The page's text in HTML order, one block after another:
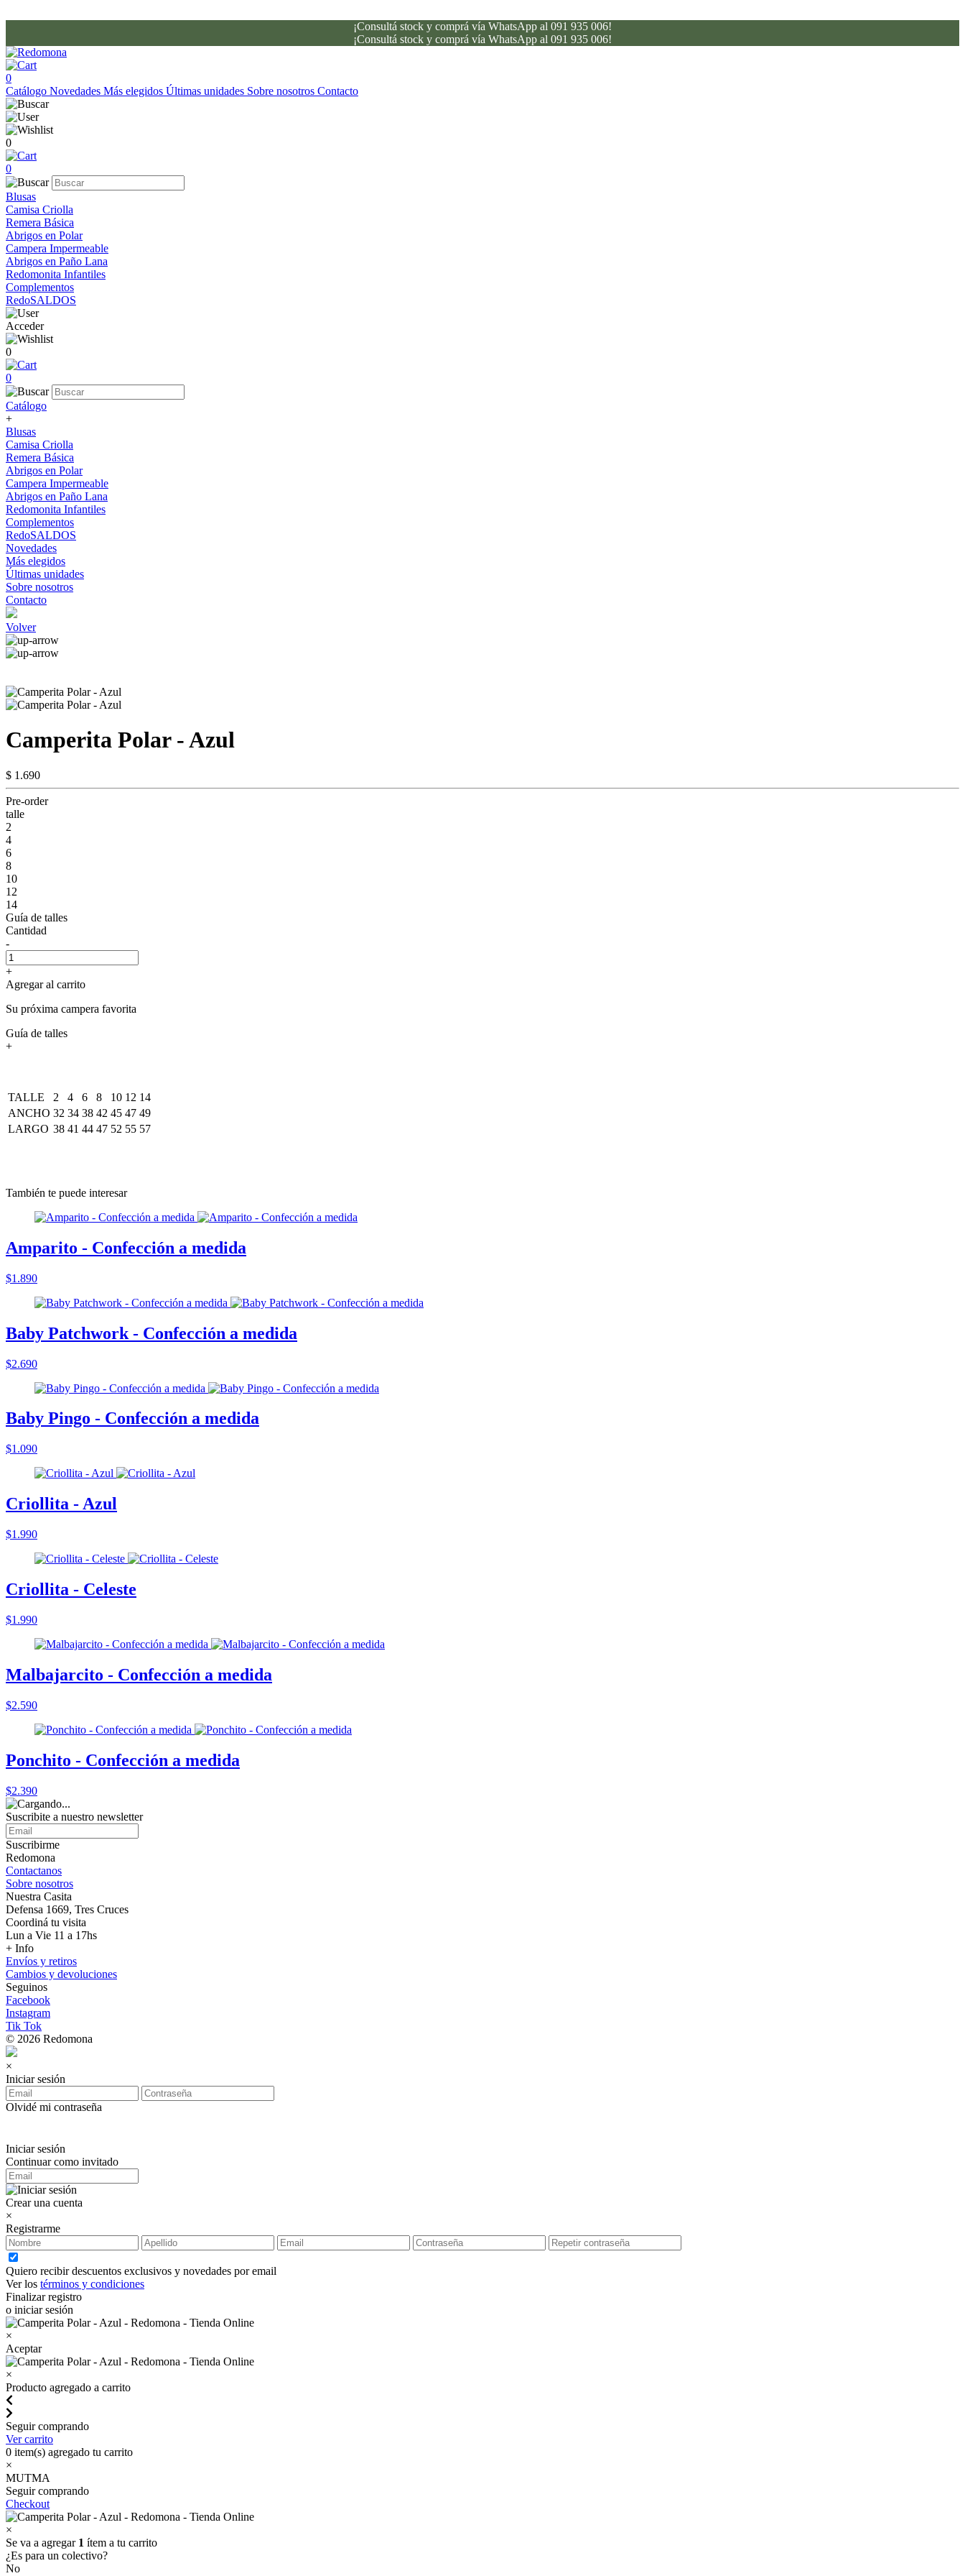
¡Consultá stock y comprá vía WhatsApp al 091 935 006!
¡Consultá stock y comprá vía WhatsApp al 091 935 006!
0
Catálogo Novedades Más elegidos Últimas unidades Sobre nosotros Contacto
0
0
Blusas
Camisa Criolla
Remera Básica
Abrigos en Polar
Campera Impermeable
Abrigos en Paño Lana
Redomonita Infantiles
Complementos
RedoSALDOS
Acceder
0
0
Catálogo
+
Blusas
Camisa Criolla
Remera Básica
Abrigos en Polar
Campera Impermeable
Abrigos en Paño Lana
Redomonita Infantiles
Complementos
RedoSALDOS
Novedades
Más elegidos
Últimas unidades
Sobre nosotros
Contacto
Volver
Camperita Polar - Azul
$ 1.690
Pre-order
talle
2
4
6
8
10
12
14
Guía de talles
Cantidad
-
+
Agregar al carrito
Su próxima campera favorita
Guía de talles
+
TALLE 2 4 6 8 10 12 14
ANCHO 32 34 38 42 45 47 49
LARGO 38 41 44 47 52 55 57
También te puede interesar
Amparito - Confección a medida
$1.890
Baby Patchwork - Confección a medida
$2.690
Baby Pingo - Confección a medida
$1.090
Criollita - Azul
$1.990
Criollita - Celeste
$1.990
Malbajarcito - Confección a medida
$2.590
Ponchito - Confección a medida
$2.390
Suscribite a nuestro newsletter
Suscribirme
Redomona
Contactanos
Sobre nosotros
Nuestra Casita
Defensa 1669, Tres Cruces
Coordiná tu visita
Lun a Vie 11 a 17hs
+ Info
Envíos y retiros
Cambios y devoluciones
Seguinos
Facebook
Instagram
Tik Tok
© 2026 Redomona
×
Iniciar sesión
Olvidé mi contraseña
Iniciar sesión
Continuar como invitado
Crear una cuenta
×
Registrarme
Quiero recibir descuentos exclusivos y novedades por email
Ver los términos y condiciones
Finalizar registro
o iniciar sesión
×
Aceptar
×
Producto agregado a carrito
Seguir comprando
Ver carrito
0 item(s) agregado tu carrito
×
MUTMA
Seguir comprando
Checkout
×
Se va a agregar 1 ítem a tu carrito
¿Es para un colectivo?
No